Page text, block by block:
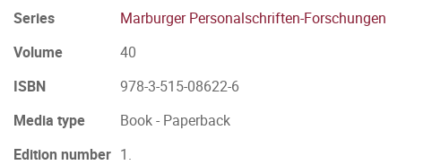
Series
Marburger Personalschriften-Forschungen
Volume
40
ISBN
978-3-515-08622-6
Media type
Book - Paperback
Edition number 1.